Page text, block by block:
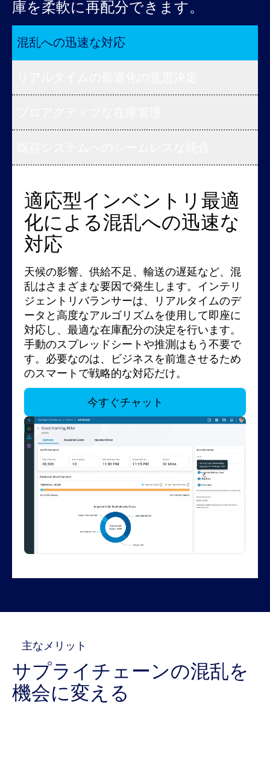
庫を柔軟に再配分できます。
混乱への迅速な対応
適応型インベントリ最適
化による混乱への迅速な
対応
天候の影響、供給不足、輸送の遅延など、混
乱はさまざまな要因で発生します。インテリ
ジェントリバランサーは、リアルタイムのデ
ータと高度なアルゴリズムを使用して即座に
対応し、最適な在庫配分の決定を行います。
手動のスプレッドシートや推測はもう不要で
す。必要なのは、ビジネスを前進させるため
のスマートで戦略的な対応だけ。
今すぐチャット
リアルタイム最適化を全
体規模で実現し、よりス
マートな意思決定を支援
従来の配分手法では、今日の複雑性に対応す
ることは困難です。インテリジェントリバラ
ンサーは、コスト、サービスレベル、持続可
能性、ビジネスの優先事項など、数百万もの
変数を評価し、即時かつ最適な配分判断を下
します。あらゆる混乱は、継続的な学習と自
動化を通じて成果を向上させる機会となりま
す。
今すぐチャット
エンドツーエンドの可視
性と管理による戦略的か
つ先回り型の在庫管理
直感的なダッシュボードで、在庫再配分の判
断を完全に可視化。インテリジェントリバラ
ンサーは、在庫配分を自動化するだけでな
く、各判断の理由を明示することで、戦略的
な管理と継続的なプロセス改善を可能にしま
す。
今すぐチャット
当社のコンポーザブルで
クラウドネイティブなア
ーキテクチャを通じて、
既存システムとシームレ
スに統合
マイクロサービスベースのフレームワーク上
に構築されたインテリジェントリバランサー
は、既存のERP、OMS、計画ソリューションと
シームレスに統合されます。高額なシステム
の全面的な改修は必要ありません。AI駆動の
リバランス機能を活用して現在の運用を強化
するだけで、より迅速で収益性の高い意思決
定が可能になります。
今すぐチャット
主なメリット
サプライチェーンの混乱を
機会に変える